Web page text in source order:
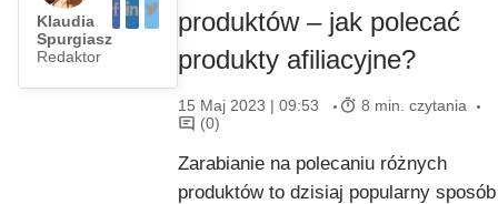
Klaudia
Spurgiasz
Redaktor
produktów – jak polecać
produkty afiliacyjne?
15 Maj 2023 | 09:53
8 min. czytania
(0)
Zarabianie na polecaniu różnych
produktów to dzisiaj popularny sposób